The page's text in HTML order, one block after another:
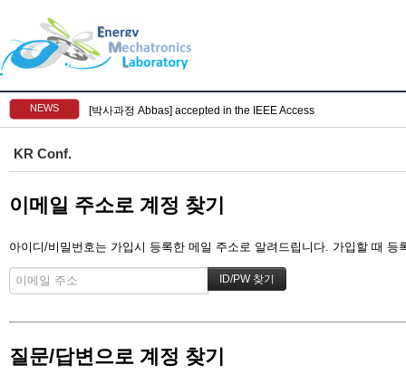
NEWS [박사과정 Abbas] accepted in the IEEE Access
KR Conf.
이메일 주소로 계정 찾기
아이디/비밀번호는 가입시 등록한 메일 주소로 알려드립니다. 가입할 때
질문/답변으로 계정 찾기